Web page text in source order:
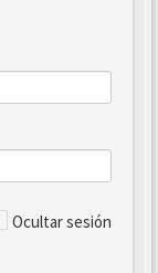
Ocultar sesión